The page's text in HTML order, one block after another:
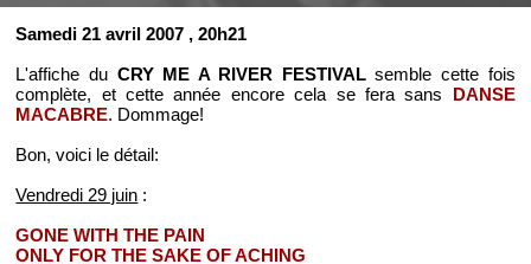
Samedi 21 avril 2007 , 20h21
L'affiche du CRY ME A RIVER FESTIVALsemble cette fois
complète, et cette année encore cela se fera sans DANSE
MACABRE. Dommage!
Bon, voici le détail:
Vendredi 29 juin :
GONE WITH THE PAIN
ONLY FOR THE SAKE OF ACHING